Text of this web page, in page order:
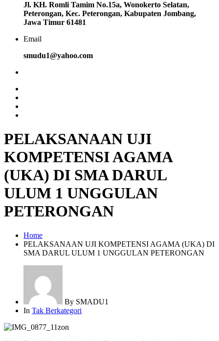
Jl. KH. Romli Tamim No.15a, Wonokerto Selatan,
Peterongan, Kec. Peterongan, Kabupaten Jombang,
Jawa Timur 61481
Email
smudu1@yahoo.com
PELAKSANAAN UJI
KOMPETENSI AGAMA
(UKA) DI SMA DARUL
ULUM 1 UNGGULAN
PETERONGAN
Home
PELAKSANAAN UJI KOMPETENSI AGAMA (UKA) DI
SMA DARUL ULUM 1 UNGGULAN PETERONGAN
By SMADU1
In Tak Berkategori